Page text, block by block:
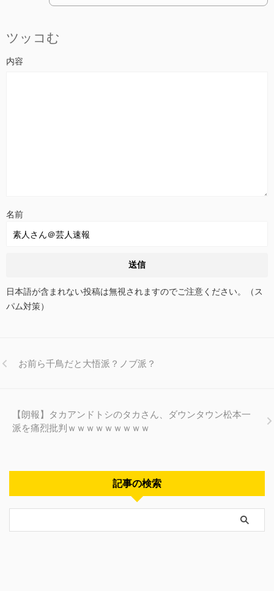
ツッコむ
名前
日本語が含まれない投稿は無視されますのでご注意ください。（ス
パム対策）
お前ら千鳥だと大悟派？ノブ派？
【朗報】タカアンドトシのタカさん、ダウンタウン松本一
派を痛烈批判ｗｗｗｗｗｗｗｗｗ
記事の検索